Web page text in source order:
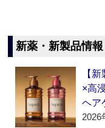
新薬・新製品情報
【
×高
ヘア
2026